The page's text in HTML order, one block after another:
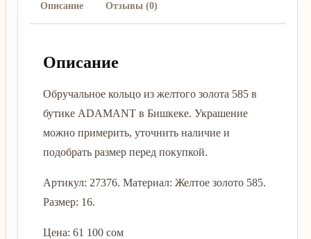
Описание Отзывы (0)
Описание
Обручальное кольцо из желтого золота 585 в
бутике ADAMANT в Бишкеке. Украшение
можно примерить, уточнить наличие и
подобрать размер перед покупкой.
Артикул: 27376. Материал: Желтое золото 585.
Размер: 16.
Цена: 61 100 сом